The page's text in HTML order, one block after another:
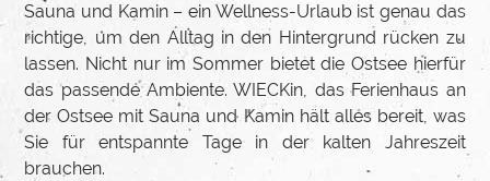
Sauna und Kamin – ein Wellness-Urlaub ist genau das
richtige, um den Alltag in den Hintergrund rücken zu
lassen. Nicht nur im Sommer bietet die Ostsee hierfür
das passende Ambiente. WIECKin, das Ferienhaus an
der Ostsee mit Sauna und Kamin hält alles bereit, was
Sie für entspannte Tage in der kalten Jahreszeit
brauchen.